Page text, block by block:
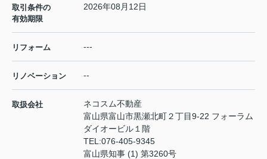
取引条件の
有効期限
2026年08月12日
リフォーム ---
リノベーション --
取扱会社
ネコスム不動産
富山県富山市黒瀬北町２丁目9-22 フォーラム
ダイオービル１階
TEL:076-405-9345
富山県知事 (1) 第3260号